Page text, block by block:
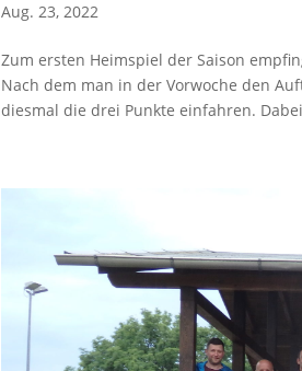
Aug. 23, 2022
Zum ersten Heimspiel der Saison
Nach dem man in der Vorwoche den
diesmal die drei Punkte einfahren.